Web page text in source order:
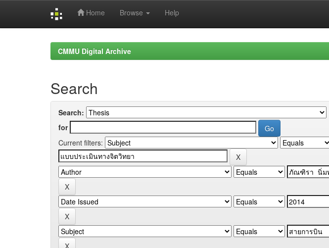
Home Browse Help
CMMU Digital Archive
Search
Search:
for
Current filters: